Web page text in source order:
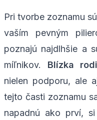
Pri tvorbe zoznamu sú
vaším pevným
poznajú najdlhšie a
míľnikov. Blízka
nielen podporu, ale
tejto časti zoznamu
napadnú ako prví,